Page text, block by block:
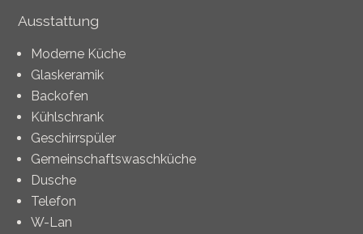
Ausstattung
Moderne Küche
Glaskeramik
Backofen
Kühlschrank
Geschirrspüler
Gemeinschaftswaschküche
Dusche
Telefon
W-Lan